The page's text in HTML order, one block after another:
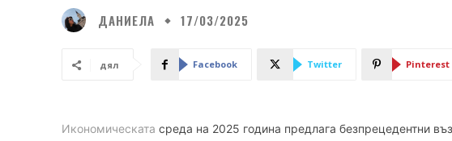
ДАНИЕЛА 17/03/2025
дял Facebook Twitter Pinterest
Икономическата среда на 2025 година предлага безпрецедентни